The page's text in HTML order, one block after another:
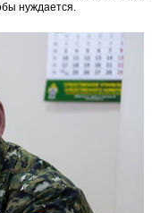
нуждается.